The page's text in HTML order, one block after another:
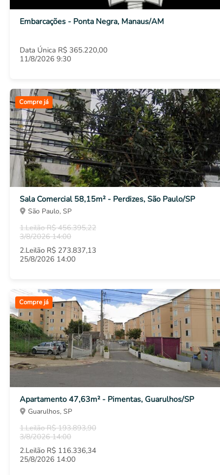
Embarcações - Ponta Negra, Manaus/AM
Data Única R$ 365.220,00
11/8/2026 9:30
Compre já
Sala Comercial 58,15m² - Perdizes, São Paulo/SP
São Paulo, SP
1.Leilão R$ 456.395,22
3/8/2026 14:00
2.Leilão R$ 273.837,13
25/8/2026 14:00
Compre já
Apartamento 47,63m² - Pimentas, Guarulhos/SP
Guarulhos, SP
1.Leilão R$ 193.893,90
3/8/2026 14:00
2.Leilão R$ 116.336,34
25/8/2026 14:00